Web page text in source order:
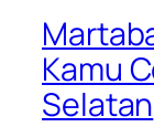
Kamu
Selatan